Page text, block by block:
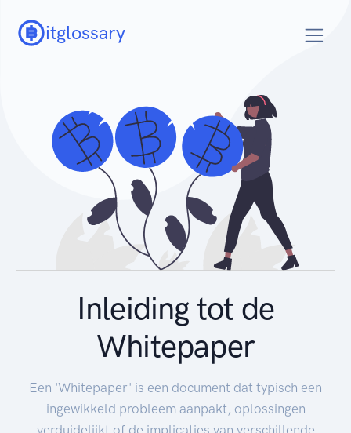
itglossary
Inleiding tot de
Whitepaper
Een 'Whitepaper' is een document dat typisch een
ingewikkeld probleem aanpakt, oplossingen